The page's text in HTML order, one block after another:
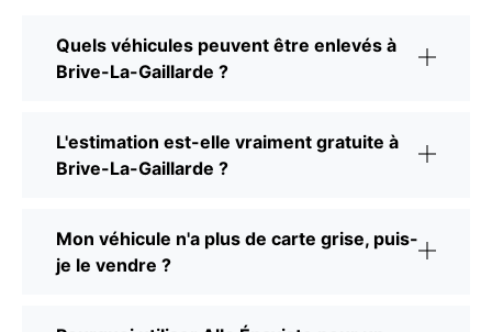
Quels véhicules peuvent être enlevés à
Brive-La-Gaillarde ?
L'estimation est-elle vraiment gratuite à
Brive-La-Gaillarde ?
Mon véhicule n'a plus de carte grise, puis-
je le vendre ?